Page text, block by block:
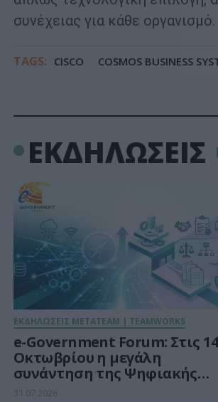
συνέχειας για κάθε οργανισμό.
TAGS: CISCO COSMOS BUSINESS
ΕΚΔΗΛΩΣΕΙΣ
ΕΚΔΗΛΩΣΕΙΣ METATEAM | TEAMWORKS
e-Government Forum: Στις 14
Οκτωβρίου η μεγάλη
συνάντηση της Ψηφιακής
Διακυβέρνησης στην εποχή
31.07.2026